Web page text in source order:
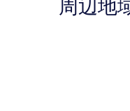
件
件
周辺地